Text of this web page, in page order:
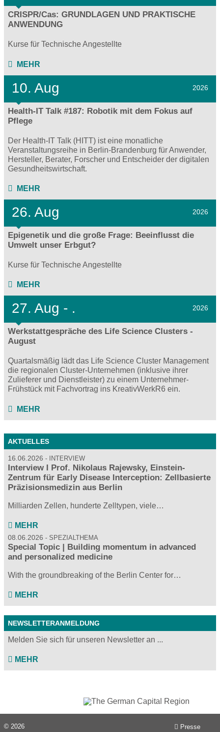
CRISPR/Cas: GRUNDLAGEN UND PRAKTISCHE
ANWENDUNG
Kurse für Technische Angestellte
MEHR
10. Aug 2026
Health-IT Talk #187: Robotik mit dem Fokus auf
Pflege
Der Health-IT Talk (HITT) ist eine monatliche
Veranstaltungsreihe in Berlin-Brandenburg für Anwender,
Hersteller, Berater, Forscher und Entscheider der digitalen
Gesundheitswirtschaft.
MEHR
26. Aug 2026
Epigenetik und die große Frage: Beeinflusst die
Umwelt unser Erbgut?
Kurse für Technische Angestellte
MEHR
27. Aug - . 2026
Werkstattgespräche des Life Science Clusters -
August
Quartalsmäßig lädt das Life Science Cluster Management
die regionalen Cluster-Unternehmen (inklusive ihrer
Zulieferer und Dienstleister) zu einem Unternehmer-
Frühstück mit Fachvortrag ins KreativWerkR6 ein.
MEHR
AKTUELLES
16.06.2026 INTERVIEW
Interview I Prof. Nikolaus Rajewsky, Einstein-
Zentrum für Early Disease Interception: Zellbasierte
Präzisionsmedizin aus Berlin
Milliarden Zellen, hunderte Zelltypen, viele…
MEHR
08.06.2026 SPEZIALTHEMA
Special Topic | Building momentum in advanced
and personalized medicine
With the groundbreaking of the Berlin Center for…
MEHR
NEWSLETTERANMELDUNG
Melden Sie sich für unseren Newsletter an ...
MEHR
Presse
© 2026